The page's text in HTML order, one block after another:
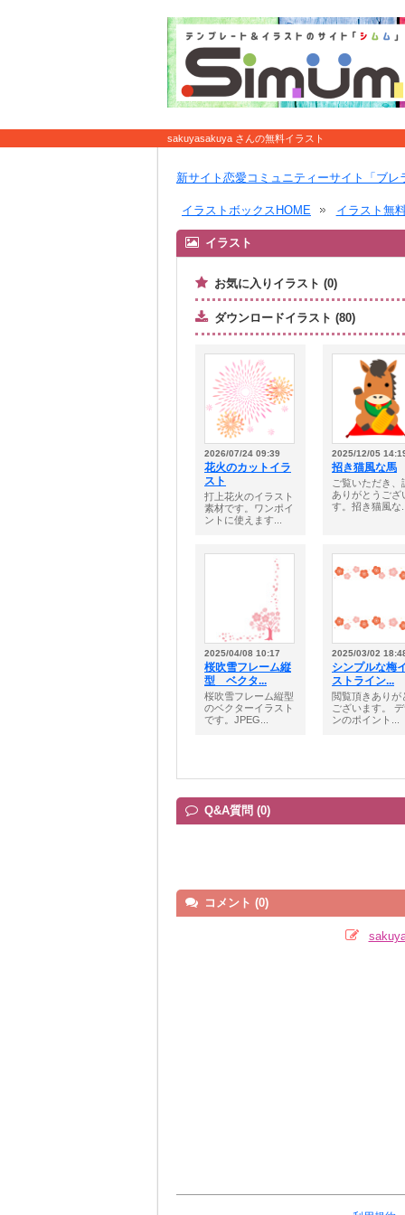
sakuyasakuya さんの無料イラスト
新サイト恋愛コミュニティーサイト「ブレ
イラストボックスHOME イラスト無
イラスト
お気に入りイラスト (0)
ダウンロードイラスト (80)
2026/07/24 09:39
花火のカットイラ
スト
打上花火のイラスト
素材です。ワンポイ
ントに使えます...
2025/12/05
招き猫風な馬
ご覧いただき、
ありがとうござ
す。招き猫風な
2025/04/08 10:17
桜吹雪フレーム縦
型 ベクタ...
桜吹雪フレーム縦型
のベクターイラスト
です。JPEG...
2025/03/02
シンプルな梅
ストライン...
閲覧頂きありが
ございます。
ンのポイント...
Q&A質問 (0)
コメント (0)